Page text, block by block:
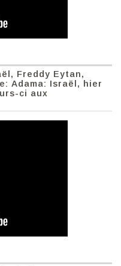
Freddy Eytan,
Adama: Israël, hier
ci aux